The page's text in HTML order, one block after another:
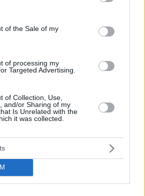
to Google and its third-party tags to
specified purposes in below Google
of the Sale of my
of processing my
Targeted Advertising.
of Collection, Use,
and/or Sharing of my
Is Unrelated with the
it was collected.